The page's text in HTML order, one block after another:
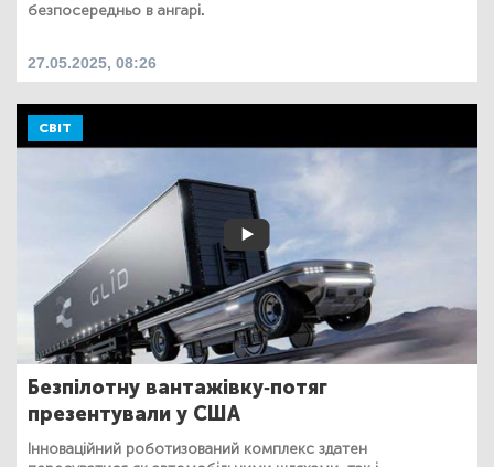
безпосередньо в ангарі.
27.05.2025, 08:26
СВІТ
Безпілотну вантажівку-потяг
презентували у США
Інноваційний роботизований комплекс здатен